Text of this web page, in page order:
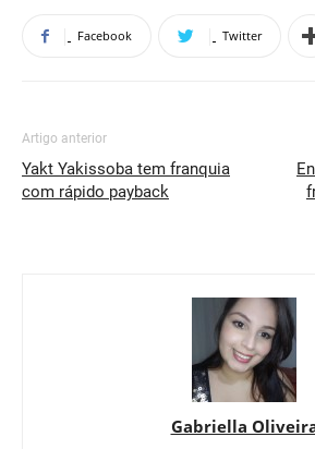
Facebook Twitter
Artigo anterior
Yakt Yakissoba tem franquia
com rápido payback
Gabriella